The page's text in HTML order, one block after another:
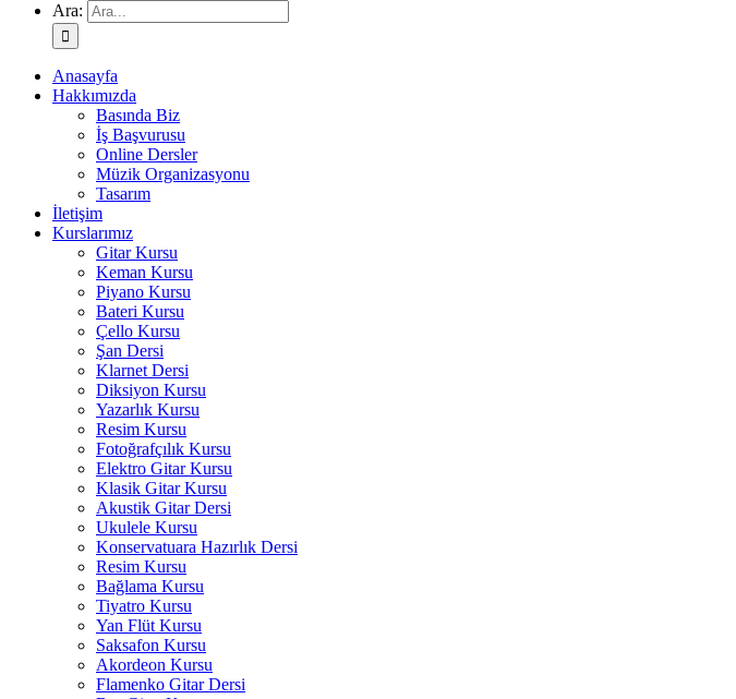
Ara:
Anasayfa
Hakkımızda
Basında Biz
İş Başvurusu
Online Dersler
Müzik Organizasyonu
Tasarım
İletişim
Kurslarımız
Gitar Kursu
Keman Kursu
Piyano Kursu
Bateri Kursu
Çello Kursu
Şan Dersi
Klarnet Dersi
Diksiyon Kursu
Yazarlık Kursu
Resim Kursu
Fotoğrafçılık Kursu
Elektro Gitar Kursu
Klasik Gitar Kursu
Akustik Gitar Dersi
Ukulele Kursu
Konservatuara Hazırlık Dersi
Resim Kursu
Bağlama Kursu
Tiyatro Kursu
Yan Flüt Kursu
Saksafon Kursu
Akordeon Kursu
Flamenko Gitar Dersi